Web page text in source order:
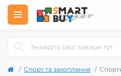
Спорт та захоплення